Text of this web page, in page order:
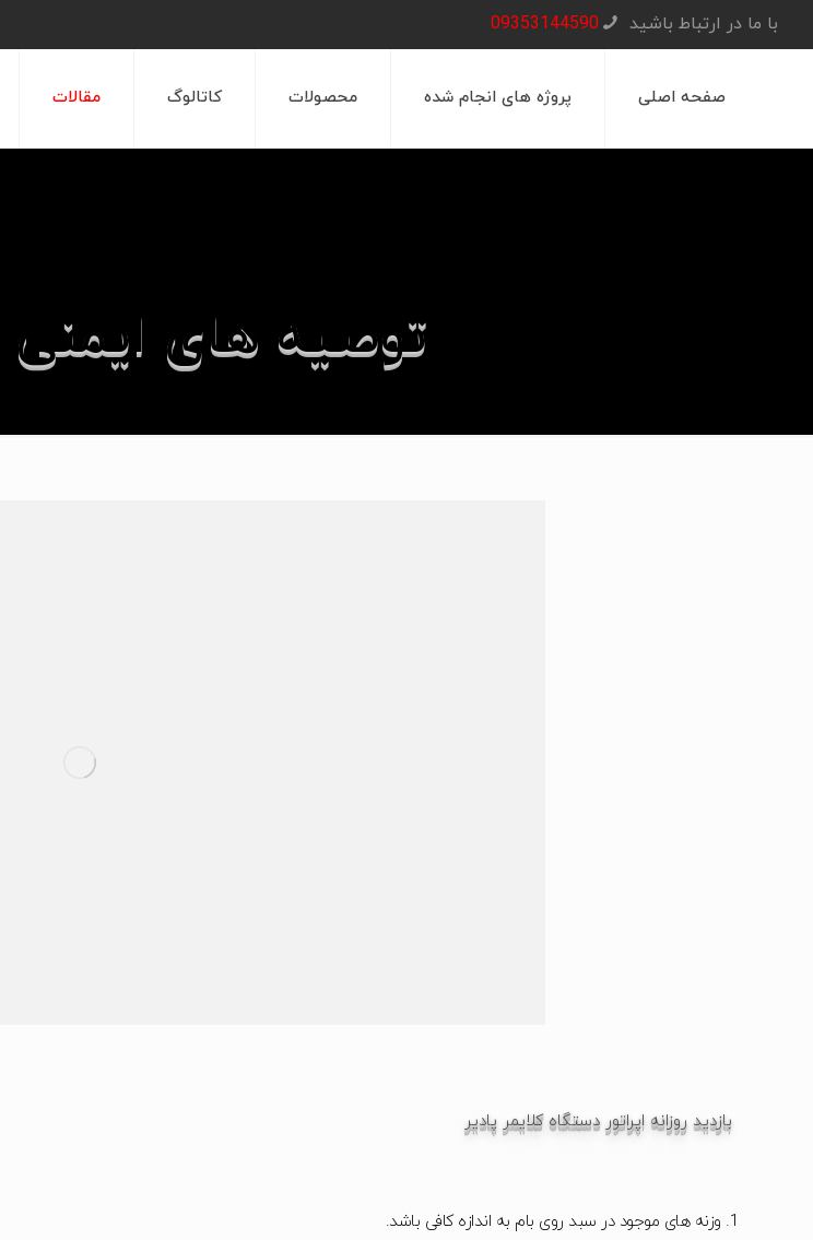
با ما در ارتباط باشید 09353144590
صفحه اصلی پروژه های انجام شده محصولات کاتالوگ مقالات
توصیه های ایمنی
بازدید روزانه اپراتور دستگاه کلایمر پادیر
وزنه های موجود در سبد روی بام به اندازه کافی باشد.